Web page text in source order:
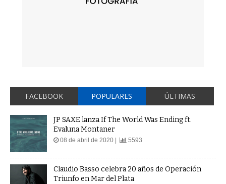
FACEBOOK POPULARES ÚLTIMAS
JP SAXE lanza If The World Was Ending ft.
Evaluna Montaner
08 de abril de 2020 | 5593
Claudio Basso celebra 20 años de Operación
Triunfo en Mar del Plata